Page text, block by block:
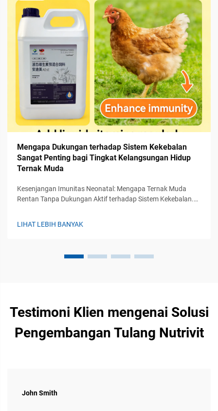
Mengapa Dukungan terhadap Sistem Kekebalan
Sangat Penting bagi Tingkat Kelangsungan Hidup
Ternak Muda
Kesenjangan Imunitas Neonatal: Mengapa Ternak Muda
Rentan Tanpa Dukungan Aktif terhadap Sistem Kekebalan.
LIHAT LEBIH BANYAK
Testimoni Klien mengenai Solusi
Pengembangan Tulang Nutrivit
John Smith